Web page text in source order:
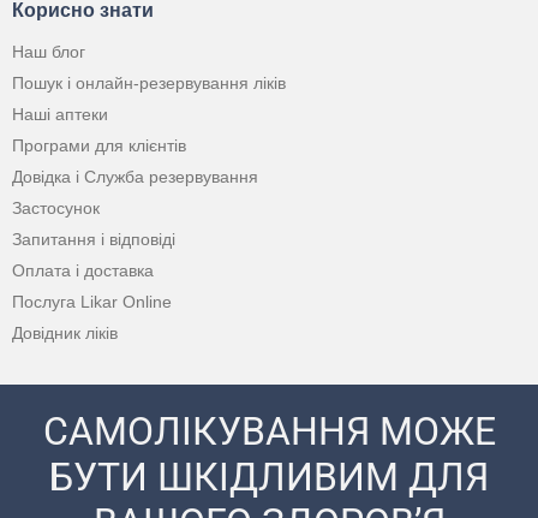
Корисно знати
Наш блог
Пошук і онлайн-резервування ліків
Наші аптеки
Програми для клієнтів
Довідка і Служба резервування
Застосунок
Запитання і відповіді
Оплата і доставка
Послуга Likar Online
Довідник ліків
САМОЛІКУВАННЯ МОЖЕ
БУТИ ШКІДЛИВИМ ДЛЯ